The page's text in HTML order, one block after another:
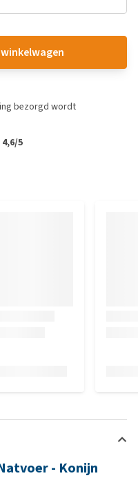
bezorgd wordt
4,6/5
- Konijn